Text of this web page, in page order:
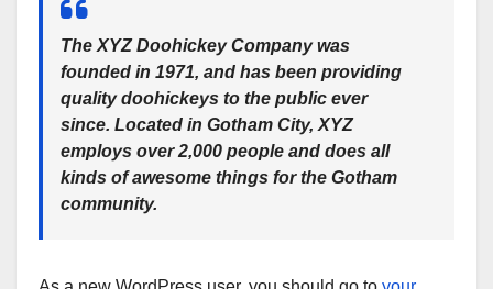
The XYZ Doohickey Company was
founded in 1971, and has been providing
quality doohickeys to the public ever
since. Located in Gotham City, XYZ
employs over 2,000 people and does all
kinds of awesome things for the Gotham
community.